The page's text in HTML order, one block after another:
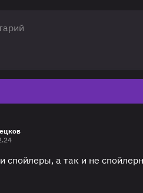
спойлеры, а так и не